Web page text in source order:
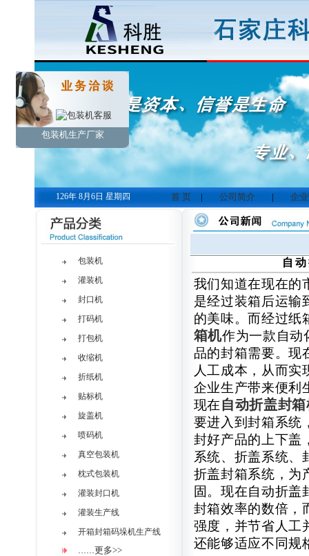
包装机生产厂家
126年 8月6日 星期四 首 页 | 公司简介 | 企
包装机
灌装机
封口机
打码机
打包机
收缩机
折纸机
贴标机
旋盖机
喷码机
真空包装机
枕式包装机
灌装封口机
灌装生产线
开箱封箱码垛机生产线
……更多>>
自
我们知道在现在的
是经过装箱后运输
的美味。而经过纸
箱机作为一款自动
品的封箱需要。现
人工成本，从而
企业生产带来便利
现在自动折盖封
要进入到封箱系统
封好产品的上下盖
系统、折盖系统、
折盖封箱系统，为
固。现在自动折盖
封箱效率的数倍，
强度，并节省人工
还能够适应不同规